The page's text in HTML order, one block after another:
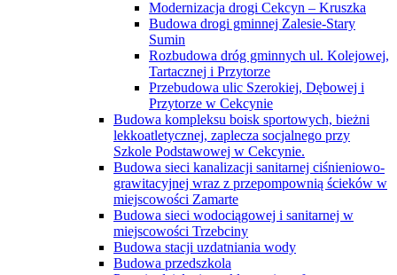
Modernizacja drogi Cekcyn – Kruszka
Budowa drogi gminnej Zalesie-Stary
Sumin
Rozbudowa dróg gminnych ul. Kolejowej,
Tartacznej i Przytorze
Przebudowa ulic Szerokiej, Dębowej i
Przytorze w Cekcynie
Budowa kompleksu boisk sportowych, bieżni
lekkoatletycznej, zaplecza socjalnego przy
Szkole Podstawowej w Cekcynie.
Budowa sieci kanalizacji sanitarnej ciśnieniowo-
grawitacyjnej wraz z przepompownią ścieków w
miejscowości Zamarte
Budowa sieci wodociągowej i sanitarnej w
miejscowości Trzebciny
Budowa stacji uzdatniania wody
Budowa przedszkola